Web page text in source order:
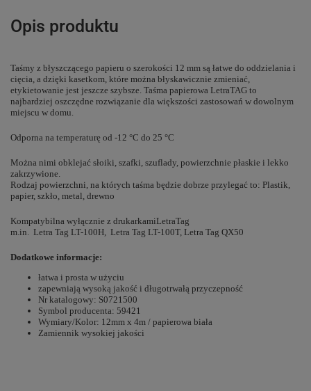
Opis produktu
Taśmy z błyszczącego papieru o szerokości 12 mm są łatwe do oddzielania i
cięcia, a dzięki kasetkom, które można błyskawicznie zmieniać,
etykietowanie jest jeszcze szybsze. Taśma papierowa LetraTAG to
najbardziej oszczędne rozwiązanie dla większości zastosowań w dowolnym
miejscu w domu.
Odporna na temperaturę od -12 °C do 25 °C
Można nimi obklejać słoiki, szafki, szuflady, powierzchnie płaskie i lekko
zakrzywione.
Rodzaj powierzchni, na których taśma będzie dobrze przylegać to: Plastik,
papier, szkło, metal, drewno
Kompatybilna wyłącznie z drukarkamiLetraTag
m.in. Letra Tag LT-100H, Letra Tag LT-100T, Letra Tag QX50
Dodatkowe informacje:
łatwa i prosta w użyciu
zapewniają wysoką jakość i długotrwałą przyczepność
Nr katalogowy: S0721500
Symbol producenta: 59421
Wymiary/Kolor: 12mm x 4m / papierowa biała
Zamiennik wysokiej jakości